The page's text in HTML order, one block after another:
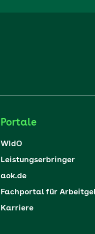
Portale
WIdO
Leistungserbringer
aok.de
Fachportal für
Karriere